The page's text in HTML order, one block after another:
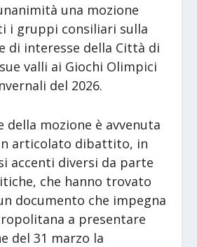
una mozione
i gruppi consiliari sulla
di interesse della Città di
valli ai Giochi Olimpici
del 2026.
della mozione è avvenuta
articolato dibattito, in
accenti diversi da parte
che hanno trovato
documento che impegna
a presentare
del 31 marzo la